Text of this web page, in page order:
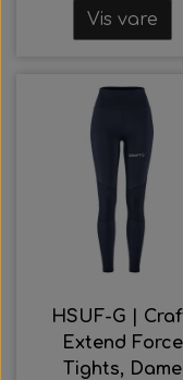
Vis vare
HSUF-G |
Extend Force
Tights, Dame